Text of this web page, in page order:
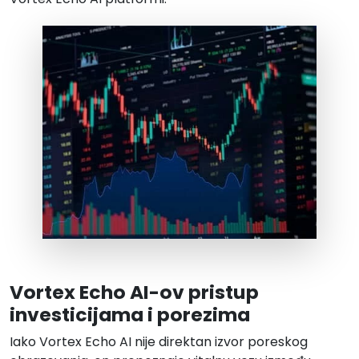
Vortex Echo AI-ov pristup
investicijama i porezima
Iako Vortex Echo AI nije direktan izvor poreskog